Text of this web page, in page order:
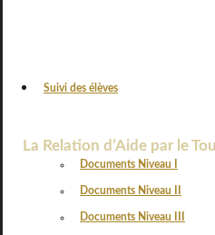
Suivi des élèves
Documents Niveau I
Documents Niveau II
Documents Niveau III
La Relation d’Aide par le